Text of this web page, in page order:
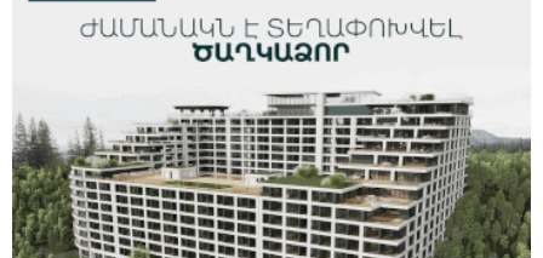
ուկրաինական 360 անօդաչու թռչող սարք
Օգոստոսի 10-ին, 11-ին, 12-ին, 13-ին, 14-ին,
17-ին, 18-ին և 20-ին հարյուրավոր
հասցեներում լույս չի լինելու
23:01:57 8-08-2026
Ողբերգական դեպք՝ Երևանում․ Կիևյան